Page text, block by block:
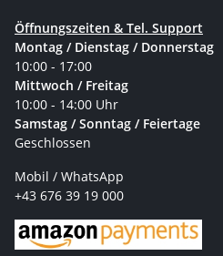
Öffnungszeiten & Tel. Support
Montag / Dienstag / Donnerstag
10:00 - 17:00
Mittwoch / Freitag
10:00 - 14:00 Uhr
Samstag / Sonntag / Feiertage
Geschlossen
Mobil / WhatsApp
+43 676 39 19 000